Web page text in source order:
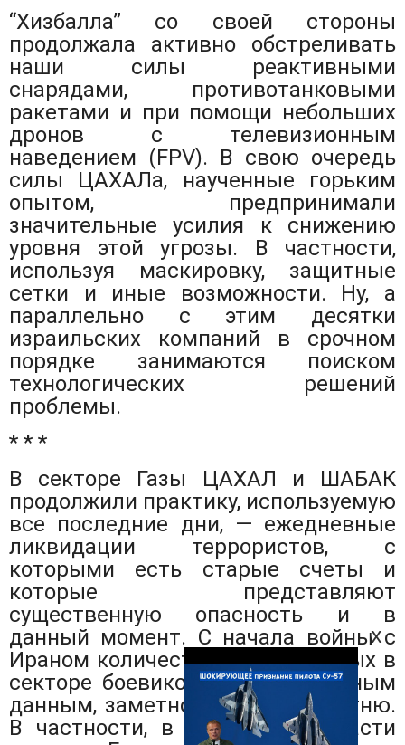
x
“Хизбалла” со своей стороны
продолжала активно обстреливать
наши силы реактивными
снарядами, противотанковыми
ракетами и при помощи небольших
дронов с телевизионным
наведением (FPV). В свою очередь
силы ЦАХАЛа, наученные горьким
опытом, предпринимали
значительные усилия к снижению
уровня этой угрозы. В частности,
используя маскировку, защитные
сетки и иные возможности. Ну, а
параллельно с этим десятки
израильских компаний в срочном
порядке занимаются поиском
технологических решений
проблемы.
* * *
В секторе Газы ЦАХАЛ и ШАБАК
продолжили практику, используемую
все последние дни, — ежедневные
ликвидации террористов, с
которыми есть старые счеты и
которые представляют
существенную опасность и в
данный момент. С начала войны с
Ираном количество уничтоженных в
секторе боевиков, по официальным
данным, заметно превысило сотню.
В частности, в центральной части